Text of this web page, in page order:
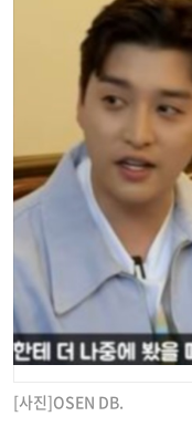
[사진]OSEN DB.